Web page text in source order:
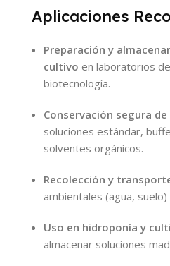
Aplicaciones
Preparación y
cultivo en laboratorios
biotecnología.
Conservación segura
soluciones estándar,
solventes orgánicos.
Recolección y
ambientales (agua, suelo)
Uso en hidroponía y
almacenar soluciones